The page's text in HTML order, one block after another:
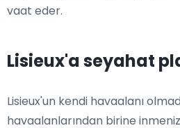
vaat eder.
Lisieux'a seyahat
Lisieux'un kendi havaalanı
havaalanlarından birine